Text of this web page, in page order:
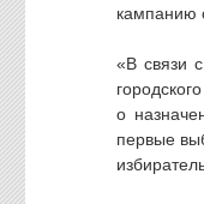
кампанию
«В связи
о
первые